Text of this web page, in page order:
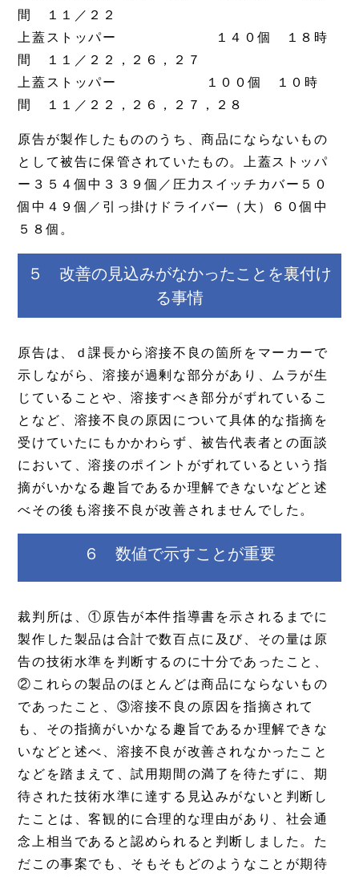
間 １１／２２
上蓋ストッパー １４０個 １８時
間 １１／２２，２６，２７
上蓋ストッパー １００個 １０時
間 １１／２２，２６，２７，２８
原告が製作したもののうち、商品にならないもの
として被告に保管されていたもの。上蓋ストッパ
ー３５４個中３３９個／圧力スイッチカバー５０
個中４９個／引っ掛けドライバー（大）６０個中
５８個。
５ 改善の見込みがなかったことを裏付け
る事情
原告は、ｄ課長から溶接不良の箇所をマーカーで
示しながら、溶接が過剰な部分があり、ムラが生
じていることや、溶接すべき部分がずれているこ
となど、溶接不良の原因について具体的な指摘を
受けていたにもかかわらず、被告代表者との面談
において、溶接のポイントがずれているという指
摘がいかなる趣旨であるか理解できないなどと述
べその後も溶接不良が改善されませんでした。
６ 数値で示すことが重要
裁判所は、①原告が本件指導書を示されるまでに
製作した製品は合計で数百点に及び、その量は原
告の技術水準を判断するのに十分であったこと、
②これらの製品のほとんどは商品にならないもの
であったこと、③溶接不良の原因を指摘されて
も、その指摘がいかなる趣旨であるか理解できな
いなどと述べ、溶接不良が改善されなかったこと
などを踏まえて、試用期間の満了を待たずに、期
待された技術水準に達する見込みがないと判断し
たことは、客観的に合理的な理由があり、社会通
念上相当であると認められると判断しました。た
だこの事案でも、そもそもどのようなことが期待